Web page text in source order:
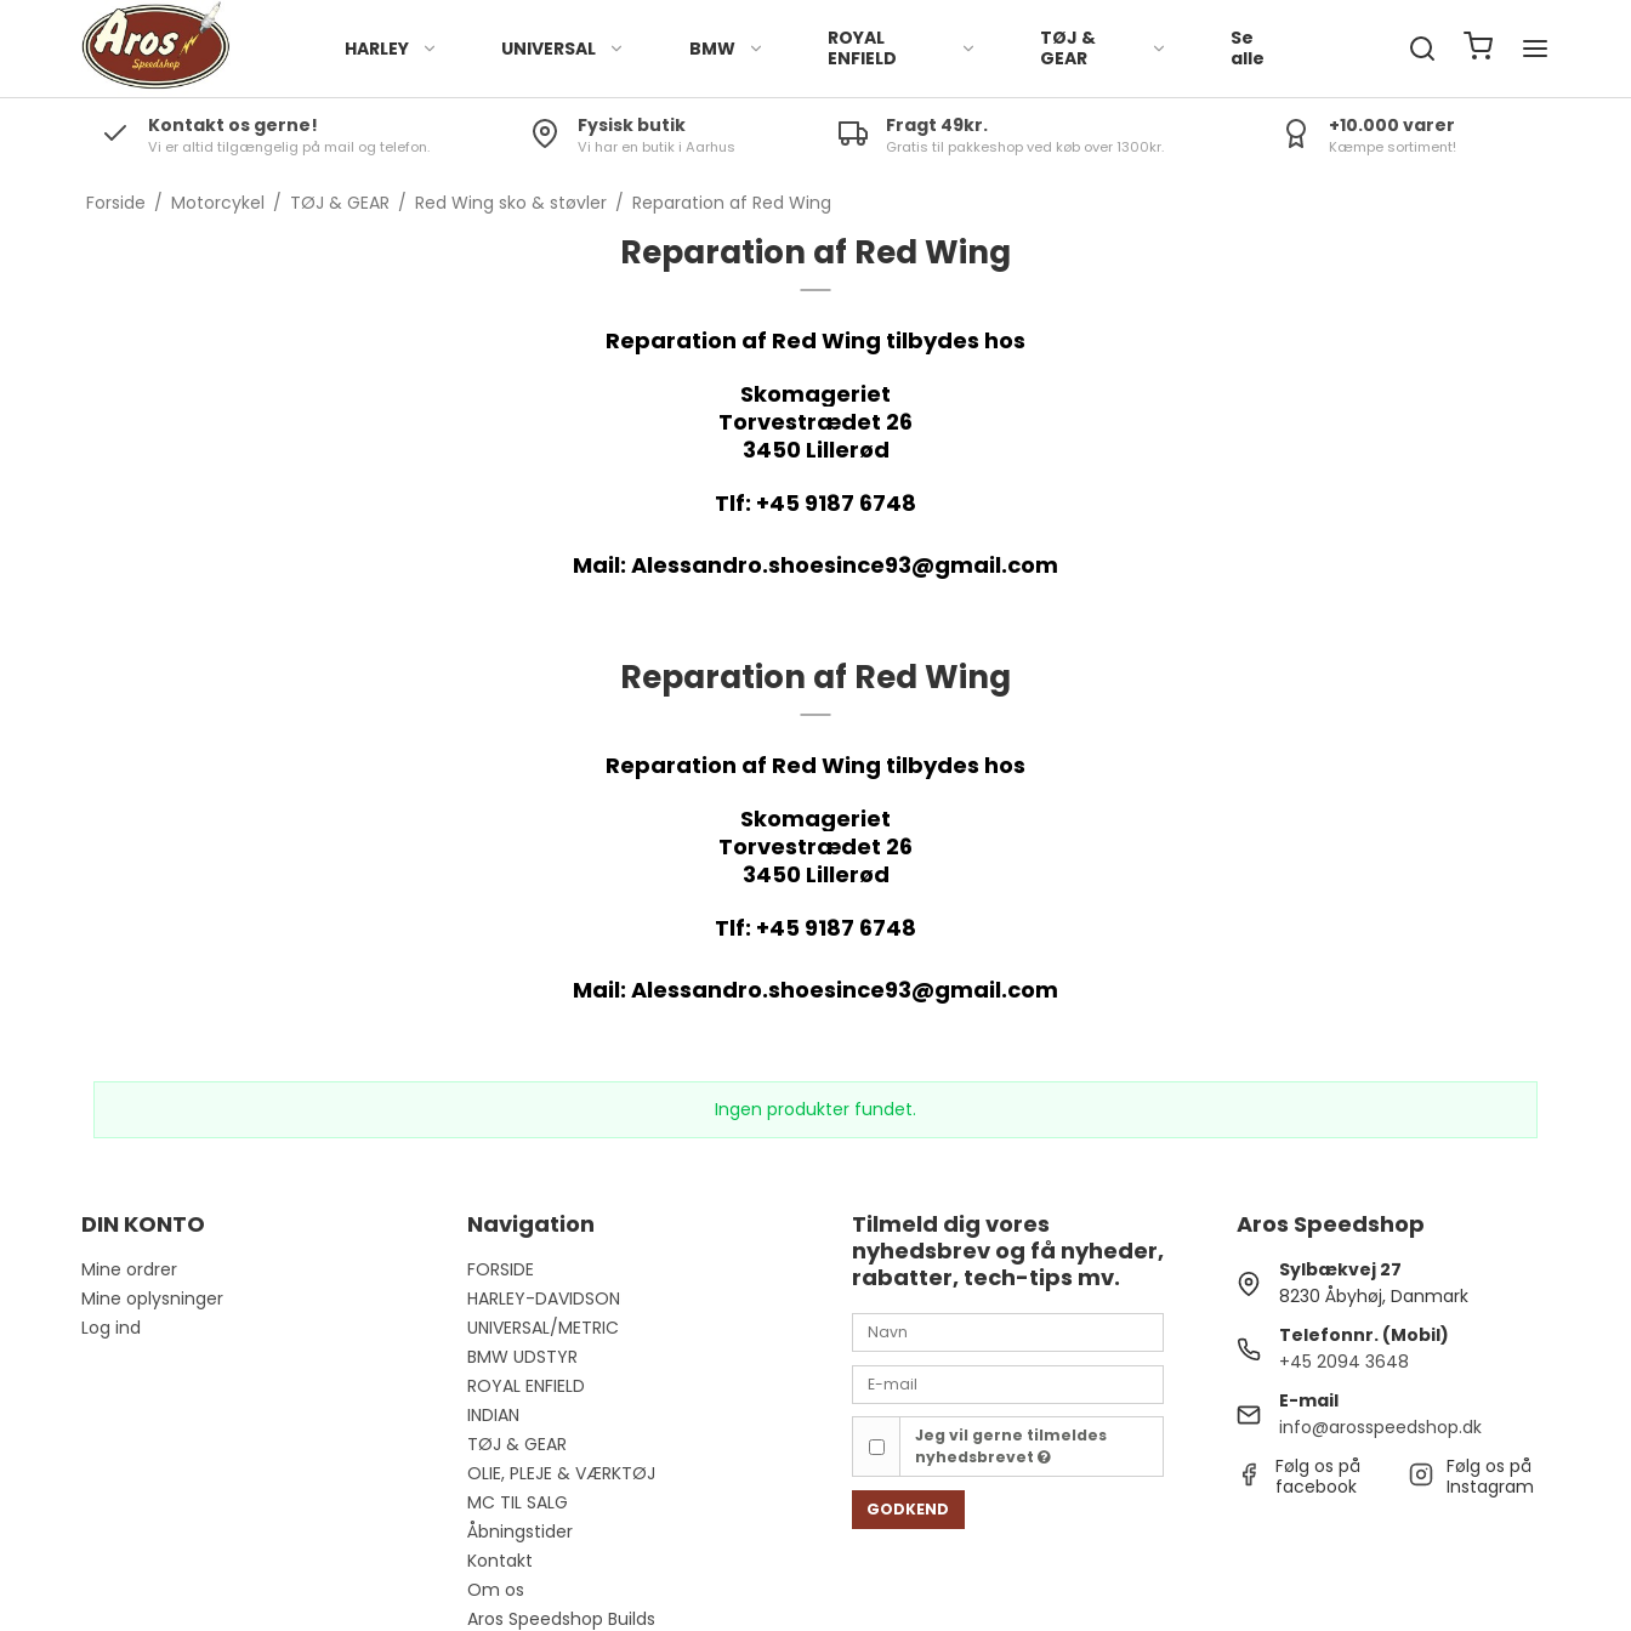
HARLEY UNIVERSAL BMW
ROYAL
ENFIELD
TØJ &
GEAR
Se
alle
Kontakt os gerne!
Vi er altid tilgængelig på mail og telefon.
Fysisk butik
Vi har en butik i Aarhus
Fragt 49kr.
Gratis til pakkeshop ved køb over 1300kr.
+10.000 varer
Kæmpe sortiment!
Forside / Motorcykel / TØJ & GEAR / Red Wing sko & støvler / Reparation af Red Wing
Reparation af Red Wing
Reparation af Red Wing tilbydes hos
Skomageriet
Torvestrædet 26
3450 Lillerød
Tlf: +45 9187 6748
Mail: Alessandro.shoesince93@gmail.com
Reparation af Red Wing
Reparation af Red Wing tilbydes hos
Skomageriet
Torvestrædet 26
3450 Lillerød
Tlf: +45 9187 6748
Mail: Alessandro.shoesince93@gmail.com
Ingen produkter fundet.
DIN KONTO
Mine ordrer
Mine oplysninger
Log ind
Navigation
FORSIDE
HARLEY-DAVIDSON
UNIVERSAL/METRIC
BMW UDSTYR
ROYAL ENFIELD
INDIAN
TØJ & GEAR
OLIE, PLEJE & VÆRKTØJ
MC TIL SALG
Åbningstider
Kontakt
Om os
Aros Speedshop Builds
Tilmeld dig vores
nyhedsbrev og få nyheder,
rabatter, tech-tips mv.
Jeg vil gerne tilmeldes
nyhedsbrevet
GODKEND
Aros Speedshop
Sylbækvej 27
8230 Åbyhøj, Danmark
Telefonnr. (Mobil)
+45 2094 3648
E-mail
info@arosspeedshop.dk
Følg os på
facebook
Følg os på
Instagram